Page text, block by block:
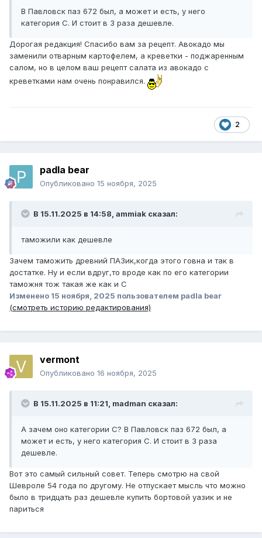
В Павловск паз 672 был, а может и есть, у него
категория С. И стоит в 3 раза дешевле.
Дорогая редакция! Спасибо вам за рецепт. Авокадо мы
заменили отварным картофелем, а креветки - поджаренным
салом, но в целом ваш рецепт салата из авокадо с
креветками нам очень понравился.
2
padla bear
Опубликовано 15 ноября, 2025
В 15.11.2025 в 14:58, ammiak сказал:
таможили как дешевле
Зачем таможить древний ПАЗик,когда этого говна и так в
достатке. Ну и если вдруг,то вроде как по его категории
таможня тож такая же как и С
Изменено 15 ноября, 2025 пользователем padla bear
(смотреть историю редактирования)
vermont
Опубликовано 16 ноября, 2025
В 15.11.2025 в 11:21, madman сказал:
А зачем оно категории С? В Павловск паз 672 был, а
может и есть, у него категория С. И стоит в 3 раза
дешевле.
Вот это самый сильный совет. Теперь смотрю на свой
Шевроле 54 года по другому. Не отпускает мысль что можно
было в тридцать раз дешевле купить бортовой уазик и не
париться